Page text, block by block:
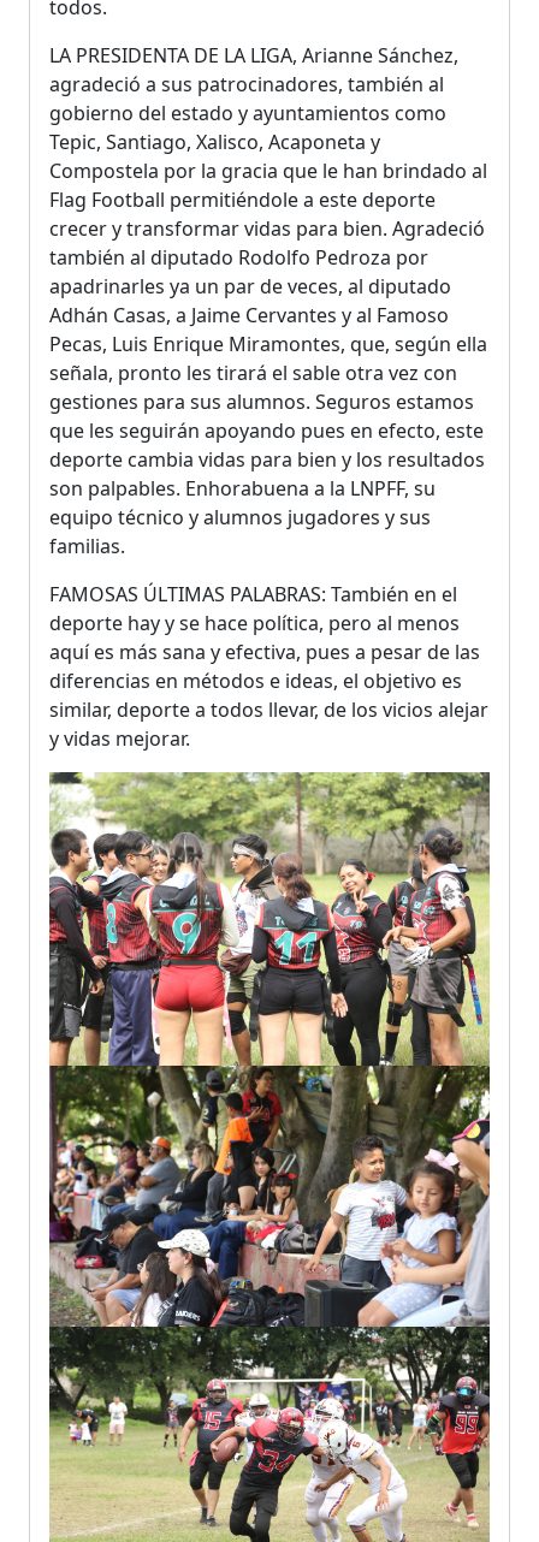
todos.
LA PRESIDENTA DE LA LIGA, Arianne Sánchez,
agradeció a sus patrocinadores, también al
gobierno del estado y ayuntamientos como
Tepic, Santiago, Xalisco, Acaponeta y
Compostela por la gracia que le han brindado al
Flag Football permitiéndole a este deporte
crecer y transformar vidas para bien. Agradeció
también al diputado Rodolfo Pedroza por
apadrinarles ya un par de veces, al diputado
Adhán Casas, a Jaime Cervantes y al Famoso
Pecas, Luis Enrique Miramontes, que, según ella
señala, pronto les tirará el sable otra vez con
gestiones para sus alumnos. Seguros estamos
que les seguirán apoyando pues en efecto, este
deporte cambia vidas para bien y los resultados
son palpables. Enhorabuena a la LNPFF, su
equipo técnico y alumnos jugadores y sus
familias.
FAMOSAS ÚLTIMAS PALABRAS: También en el
deporte hay y se hace política, pero al menos
aquí es más sana y efectiva, pues a pesar de las
diferencias en métodos e ideas, el objetivo es
similar, deporte a todos llevar, de los vicios alejar
y vidas mejorar.